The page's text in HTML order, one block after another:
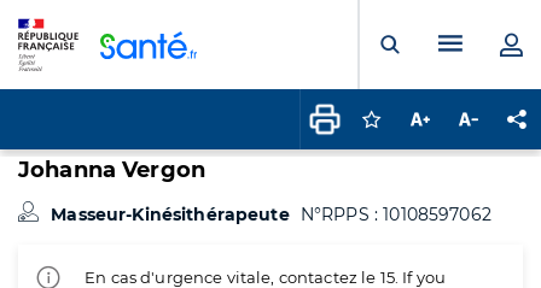
Ouvrir laMenu
Connectez-vous
Augmenter la
Johanna Vergon
Masseur-Kinésithérapeute N°RPPS : 10108597062
En cas d'urgence vitale, contactez le 15. If you